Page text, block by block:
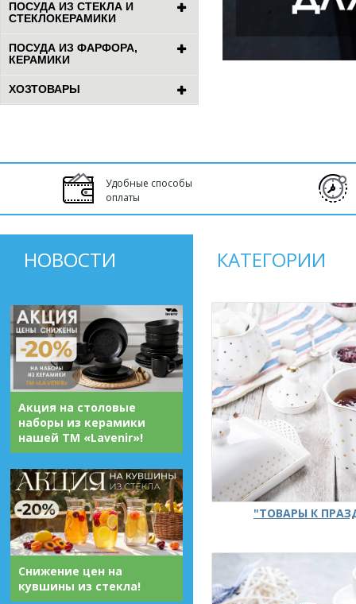
ПОСУДА ИЗ СТЕКЛА И
СТЕКЛОКЕРАМИКИ
ПОСУДА ИЗ ФАРФОРА,
КЕРАМИКИ
ХОЗТОВАРЫ
Удобные способы
оплаты
НОВОСТИ
Акция на столовые
наборы из керамики
нашей ТМ «Lavenir»!
Снижение цен на
кувшины из стекла!
КАТЕГОРИИ
"ТОВАРЫ К